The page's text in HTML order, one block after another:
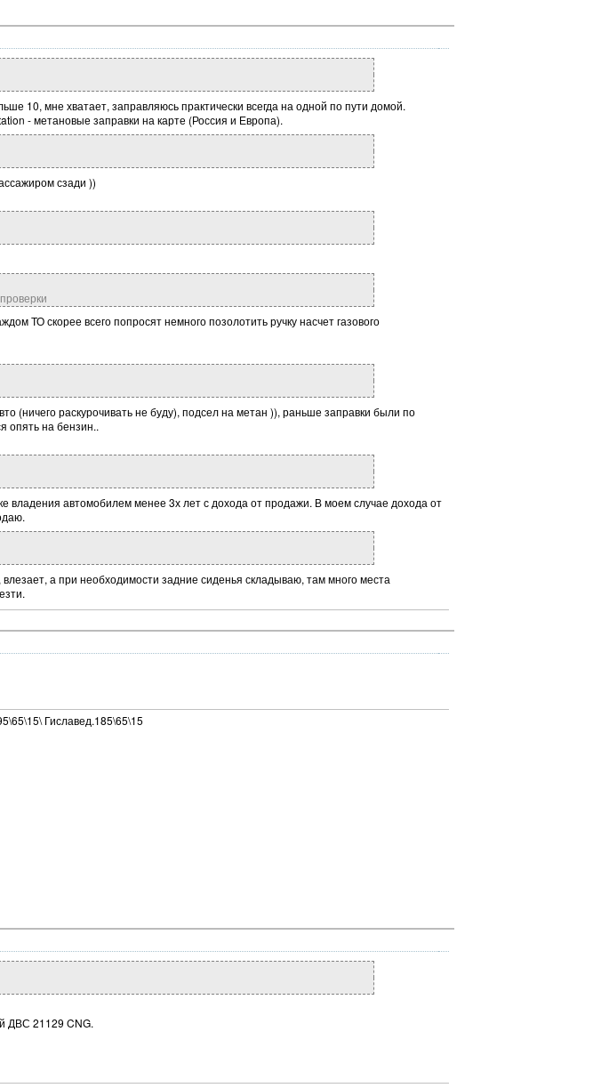
10, мне хватает, заправляюсь практически всегда на одной по пути домой.
- метановые заправки на карте (Россия и Европа).
сзади ))
ТО скорее всего попросят немного позолотить ручку насчет газового
(ничего раскурочивать не буду), подсел на метан )), раньше заправки были по
опять на бензин..
владения автомобилем менее 3х лет с дохода от продажи. В моем случае дохода от
а при необходимости задние сиденья складываю, там много места
Гиславед.185\65\15
ДВС 21129 CNG.